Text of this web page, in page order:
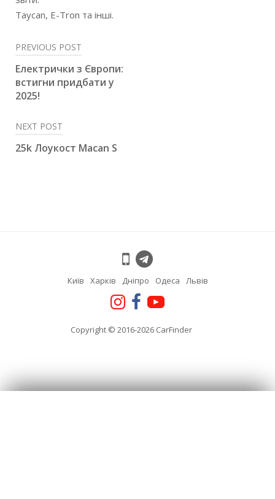
Taycan, E-Tron та інші.
PREVIOUS POST
Електрички з Європи:
встигни придбати у
2025!
NEXT POST
25k Лоукост Macan S
Copyright © 2016-2026 CarFinder
Київ Харків Дніпро Одеса Львів